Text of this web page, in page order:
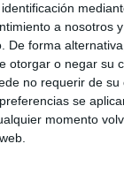
a nosotros
De forma
otorgar o negar su
no requerir de
se
momento
la fusión
de un
de
consultoría
tecnología,
en